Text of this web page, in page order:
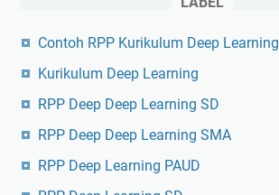
Contoh RPP Kurikulum Deep Learning
Kurikulum Deep Learning
RPP Deep Deep Learning SD
RPP Deep Deep Learning SMA
RPP Deep Learning PAUD